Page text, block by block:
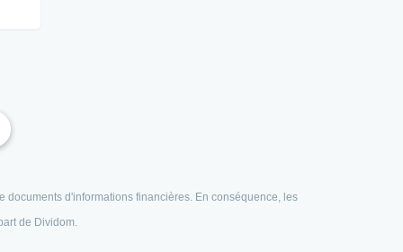
documents d'informations financières. En conséquence, les
de Dividom.